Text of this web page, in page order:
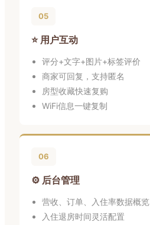
05
⭐ 用户互动
评分+文字+图片+标签评价
商家可回复，支持匿名
房型收藏快速复购
WiFi信息一键复制
06
⚙️ 后台管理
营收、订单、入住率数据概览
入住退房时间灵活配置